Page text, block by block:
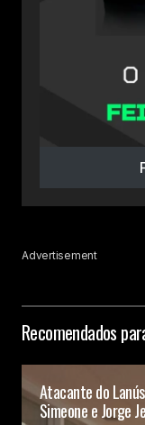
Advertisement
Recomendados
Atacante do
Simeone e Jorge